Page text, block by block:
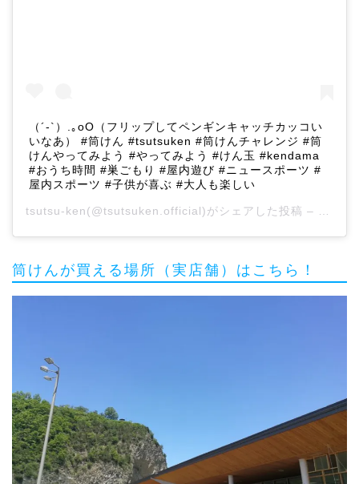
（´-`）.｡oO（フリップしてペンギンキャッチカッコい
いなあ） #筒けん #tsutsuken #筒けんチャレンジ #筒
けんやってみよう #やってみよう #けん玉 #kendama
#おうち時間 #巣ごもり #屋内遊び #ニュースポーツ #
屋内スポーツ #子供が喜ぶ #大人も楽しい
tsutsu-ken(@tsutsuken.official)がシェアした投稿 – 2020
筒けんが買える場所（実店舗）はこちら！